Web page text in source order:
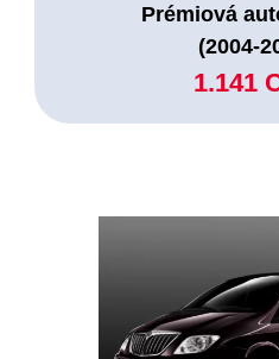
Prémiová
(2004-
1.141